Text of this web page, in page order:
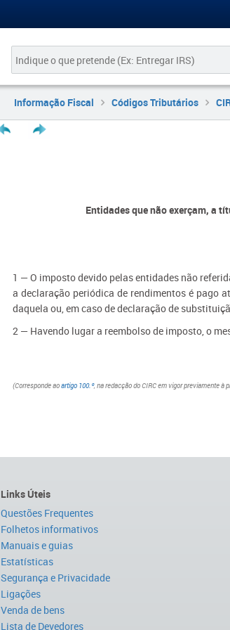
Informação Fiscal Códigos Tributários
Entidades que não exerçam, a
1 — O imposto devido pelas entidades não
a declaração periódica de rendimentos é pago
daquela ou, em caso de declaração de
2 — Havendo lugar a reembolso de imposto, o
(Corresponde aoartigo 100.º, na redacção do CIRC em vigor previamente à
Links Úteis
Questões Frequentes
Folhetos informativos
Manuais e guias
Estatísticas
Segurança e Privacidade
Ligações
Venda de bens
Lista de Devedores